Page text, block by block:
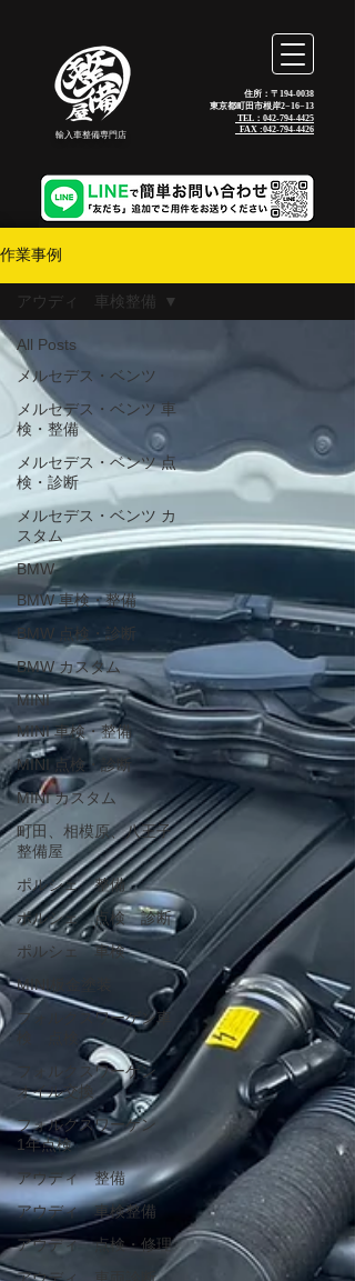
輸入車整備専門店
住所：〒194-0038
東京都町田市根岸2−16−13
TEL：042-794-4425
_FAX :042-794-4426
作業事例
All Posts
メルセデス・ベンツ
メルセデス・ベンツ 車
検・整備
メルセデス・ベンツ 点
検・診断
メルセデス・ベンツ カ
スタム
BMW
BMW 車検・整備
BMW 点検・診断
BMW カスタム
MINI
MINI 車検・整備
MINI 点検・診断
MINI カスタム
町田、相模原、八王子
整備屋
ポルシェ 整備
ポルシェ 点検 診断
ポルシェ 車検
MINI板金塗装
フォルクスワーゲン車
フォルクスワーゲン
オイル交換
フォルクスワーゲン
1年点検
アウディ 整備
アウディ 車検整備
アウディ 点検・修理
アウディ 車検整備